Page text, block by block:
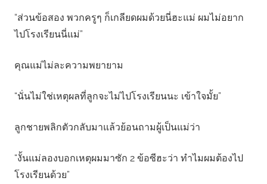
“ส่วนข้อสอง พวกครูๆ ก็เกลียดผมด้วยนี่ฮะแม่ ผมไม่อยาก
ไปโรงเรียนนี่แม่”
คุณแม่ไม่ละความพยายาม
“นั่นไม่ใช่เหตุผลที่ลูกจะไม่ไปโรงเรียนนะ เข้าใจมั้ย”
ลูกชายพลิกตัวกลับมาแล้วย้อนถามผู้เป็นแม่ว่า
“งั้นแม่ลองบอกเหตุผมมาซัก 2 ข้อซีฮะว่า ทำไมผมต้องไป
โรงเรียนด้วย”